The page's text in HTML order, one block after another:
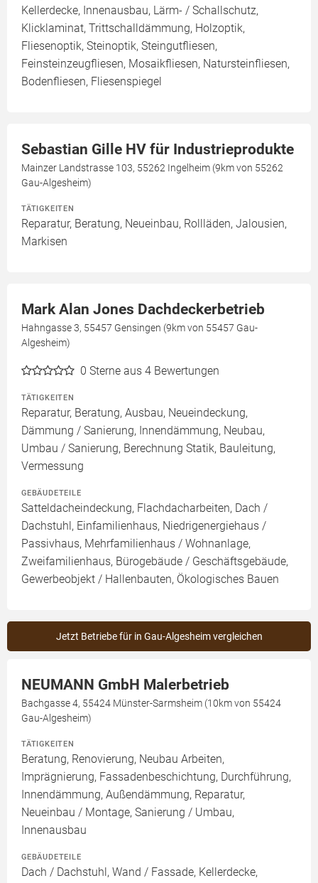
Kellerdecke, Innenausbau, Lärm- / Schallschutz,
Klicklaminat, Trittschalldämmung, Holzoptik,
Fliesenoptik, Steinoptik, Steingutfliesen,
Feinsteinzeugfliesen, Mosaikfliesen, Natursteinfliesen,
Bodenfliesen, Fliesenspiegel
Sebastian Gille HV für Industrieprodukte
Mainzer Landstrasse 103, 55262 Ingelheim (9km von 55262
Gau-Algesheim)
TÄTIGKEITEN
Reparatur, Beratung, Neueinbau, Rollläden, Jalousien,
Markisen
Mark Alan Jones Dachdeckerbetrieb
Hahngasse 3, 55457 Gensingen (9km von 55457 Gau-
Algesheim)
0 Sterne aus 4 Bewertungen
TÄTIGKEITEN
Reparatur, Beratung, Ausbau, Neueindeckung,
Dämmung / Sanierung, Innendämmung, Neubau,
Umbau / Sanierung, Berechnung Statik, Bauleitung,
Vermessung
GEBÄUDETEILE
Satteldacheindeckung, Flachdacharbeiten, Dach /
Dachstuhl, Einfamilienhaus, Niedrigenergiehaus /
Passivhaus, Mehrfamilienhaus / Wohnanlage,
Zweifamilienhaus, Bürogebäude / Geschäftsgebäude,
Gewerbeobjekt / Hallenbauten, Ökologisches Bauen
Jetzt Betriebe für in Gau-Algesheim vergleichen
NEUMANN GmbH Malerbetrieb
Bachgasse 4, 55424 Münster-Sarmsheim (10km von 55424
Gau-Algesheim)
TÄTIGKEITEN
Beratung, Renovierung, Neubau Arbeiten,
Imprägnierung, Fassadenbeschichtung, Durchführung,
Innendämmung, Außendämmung, Reparatur,
Neueinbau / Montage, Sanierung / Umbau,
Innenausbau
GEBÄUDETEILE
Dach / Dachstuhl, Wand / Fassade, Kellerdecke,